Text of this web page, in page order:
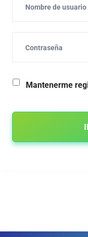
Mantenerme